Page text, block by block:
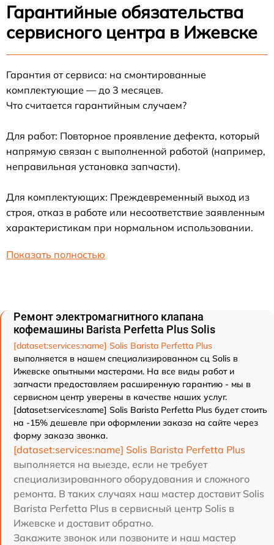
Гарантийные обязательства
сервисного центра в Ижевске
Гарантия от сервиса: на смонтированные
комплектующие — до 3 месяцев.
Что считается гарантийным случаем?
Для работ: Повторное проявление дефекта, который
напрямую связан с выполненной работой (например,
неправильная установка запчасти).
Для комплектующих: Преждевременный выход из
строя, отказ в работе или несоответствие заявленным
характеристикам при нормальном использовании.
Показать полностью
Ремонт электромагнитного клапана
кофемашины Barista Perfetta Plus Solis
[dataset:services:name] Solis Barista Perfetta Plus
выполняется в нашем специализированном сц Solis в
Ижевске опытными мастерами. На все виды работ и
запчасти предоставляем расширенную гарантию - мы в
сервисном центр уверены в качестве наших услуг.
[dataset:services:name] Solis Barista Perfetta Plus будет стоить
на -15% дешевле при оформлении заказа на сайте через
форму заказа звонка.
[dataset:services:name] Solis Barista Perfetta Plus
выполняется на выезде, если не требует
специализированного оборудования и сложного
ремонта. В таких случаях наш мастер доставит Solis
Barista Perfetta Plus в сервисный центр Solis в
Ижевске и доставит обратно.
Закажите звонок или позвоните и наш мастер